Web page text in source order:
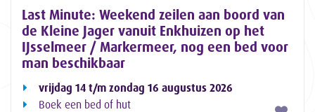
Last Minute: Weekend zeilen aan boord van
de Kleine Jager vanuit Enkhuizen op het
IJsselmeer / Markermeer, nog een bed voor
man beschikbaar
vrijdag 14 t/m zondag 16 augustus 2026
Boek een bed of hut